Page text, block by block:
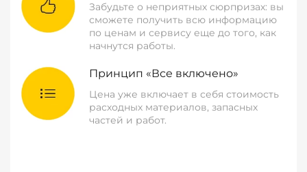
Забудьте о неприятных сюрпризах: вы
сможете получить всю информацию
по ценам и сервису еще до того, как
начнутся работы.
Принцип «Все включено»
Цена уже включает в себя стоимость
расходных материалов, запасных
частей и работ.